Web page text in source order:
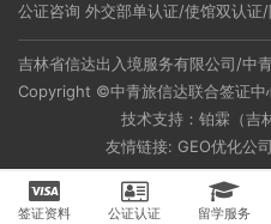
公证咨询 外交部单认证/使馆双认证
吉林省信达出入境服务有限公司/中
Copyright ©中青旅信达联合签证中
技术支持：铂霖（吉
友情链接: GEO优化公司
签证资料 公证认证 留学服务